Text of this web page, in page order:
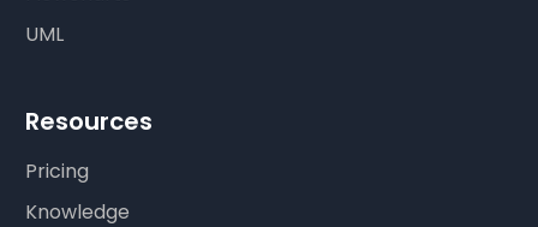
UML
Resources
Pricing
Knowledge